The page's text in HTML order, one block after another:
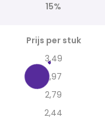
15%
Prijs per stuk
3,49
2,97
2,79
2,44